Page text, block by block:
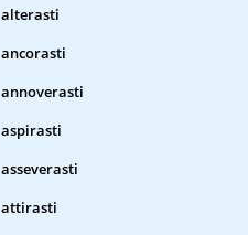
alterasti
ancorasti
annoverasti
aspirasti
asseverasti
attirasti